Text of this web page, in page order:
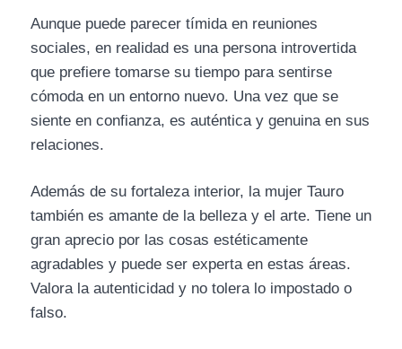
Aunque puede parecer tímida en reuniones
sociales, en realidad es una persona introvertida
que prefiere tomarse su tiempo para sentirse
cómoda en un entorno nuevo. Una vez que se
siente en confianza, es auténtica y genuina en sus
relaciones.
Además de su fortaleza interior, la mujer Tauro
también es amante de la belleza y el arte. Tiene un
gran aprecio por las cosas estéticamente
agradables y puede ser experta en estas áreas.
Valora la autenticidad y no tolera lo impostado o
falso.